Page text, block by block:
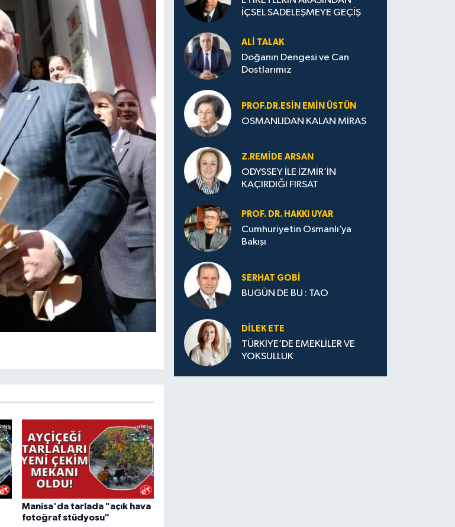
Manisa'da tarlada "açık hava
fotoğraf stüdyosu"
İÇSEL SADELEŞMEYE GEÇİŞ
ALI TALAK
Doğanın Dengesi ve Can
Dostlarımız
PROF.DR.ESIN EMIN ÜSTÜN
OSMANLIDAN KALAN MİRAS
Z.REMIDE ARSAN
ODYSSEY İLE İZMİR’İN
KAÇIRDIĞI FIRSAT
PROF. DR. HAKKI UYAR
Cumhuriyetin Osmanlı’ya
Bakışı
SERHAT GOBİ
BUGÜN DE BU : TAO
DILEK ETE
TÜRKİYE’DE EMEKLİLER VE
YOKSULLUK